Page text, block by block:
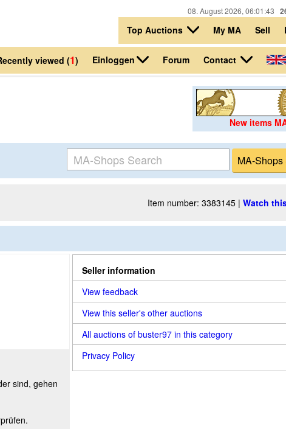
08. August 2026, 06:01:43
Top Auctions My MA Sell
viewed (1) Einloggen Forum Contact
New items
Item number: 3383145 | Watch
sind, gehen
Seller information
View feedback
View this seller's other auctions
All auctions of buster97 in this category
Privacy Policy